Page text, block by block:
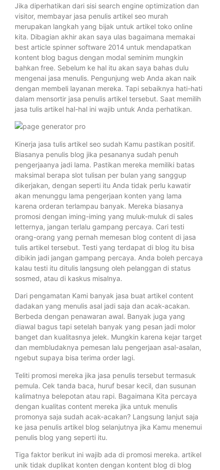
Jika diperhatikan dari sisi search engine optimization dan
visitor, membayar jasa penulis artikel seo murah
merupakan langkah yang bijak untuk artikel toko online
kita. Dibagian akhir akan saya ulas bagaimana memakai
best article spinner software 2014 untuk mendapatkan
kontent blog bagus dengan modal seminim mungkin
bahkan free. Sebelum ke hal itu akan saya bahas dulu
mengenai jasa menulis. Pengunjung web Anda akan naik
dengan membeli layanan mereka. Tapi sebaiknya hati-hati
dalam mensortir jasa penulis artikel tersebut. Saat memilih
jasa tulis artikel hal-hal ini wajib untuk Anda perhatikan.
Kinerja jasa tulis artikel seo sudah Kamu pastikan positif.
Biasanya penulis blog jika pesananya sudah penuh
pengerjaanya jadi lama. Pastikan mereka memiliki batas
maksimal berapa slot tulisan per bulan yang sanggup
dikerjakan, dengan seperti itu Anda tidak perlu kawatir
akan menunggu lama pengerjaan konten yang lama
karena orderan terlampau banyak. Mereka biasanya
promosi dengan iming-iming yang muluk-muluk di sales
letternya, jangan terlalu gampang percaya. Cari testi
orang-orang yang pernah memesan blog content di jasa
tulis artikel tersebut. Testi yang terdapat di blog itu bisa
dibikin jadi jangan gampang percaya. Anda boleh percaya
kalau testi itu ditulis langsung oleh pelanggan di status
sosmed, atau di kaskus misalnya.
Dari pengamatan Kami banyak jasa buat artikel content
dadakan yang menulis asal jadi saja dan acak-acakan.
Berbeda dengan penawaran awal. Banyak juga yang
diawal bagus tapi setelah banyak yang pesan jadi molor
banget dan kualitasnya jelek. Mungkin karena kejar target
dan membludaknya pemesan lalu pengerjaan asal-asalan,
ngebut supaya bisa terima order lagi.
Teliti promosi mereka jika jasa penulis tersebut termasuk
pemula. Cek tanda baca, huruf besar kecil, dan susunan
kalimatnya belepotan atau rapi. Bagaimana Kita percaya
dengan kualitas content mereka jika untuk menulis
promonya saja sudah acak-acakan? Langsung lanjut saja
ke jasa penulis artikel blog selanjutnya jika Kamu menemui
penulis blog yang seperti itu.
Tiga faktor berikut ini wajib ada di promosi mereka. artikel
unik tidak duplikat konten dengan kontent blog di blog